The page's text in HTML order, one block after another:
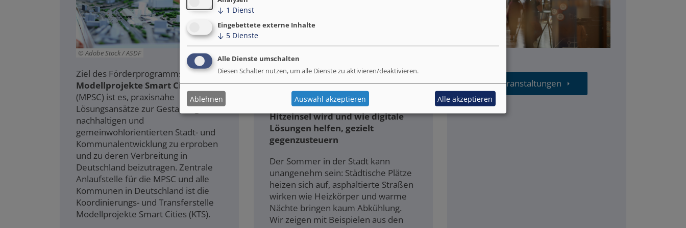
Adobe Stock / ASDF
Ziel des Förderprogramms
Modellprojekte Smart Cities
(MPSC) ist es, praxisnahe
Lösungsansätze zur Gestaltung einer
nachhaltigen und
gemeinwohlorientierten Stadt- und
Kommunalentwicklung zu erproben
und zu deren Verbreitung in
Deutschland beizutragen. Zentrale
Anlaufstelle für die MPSC und alle
Kommunen in Deutschland ist die
Koordinierungs- und Transferstelle
Modellprojekte Smart Cities (KTS).
Die Anpassung der räumlichen und baulichen
ist ein wichtiger Bestandteil des kommunalen
Hitzeschutzes.
adobe.stock.com - Ajdin Kamber
11.06.2026 – Wenn die Stadt zur
Hitzeinsel wird und wie digitale
Lösungen helfen, gezielt
gegenzusteuern
Der Sommer in der Stadt kann
unangenehm sein: Städtische Plätze
heizen sich auf, asphaltierte Straßen
wirken wie Heizkörper und warme
Nächte bringen kaum Abkühlung.
Wir zeigen mit Beispielen aus den
Alle Veranstaltungen
↓ 1 Dienst
Eingebettete externe Inhalte
↓ 5 Dienste
Alle Dienste umschalten
Diesen Schalter nutzen, um alle Dienste zu aktivieren/deaktivieren.
Ablehnen Auswahl akzeptieren Alle akzeptieren